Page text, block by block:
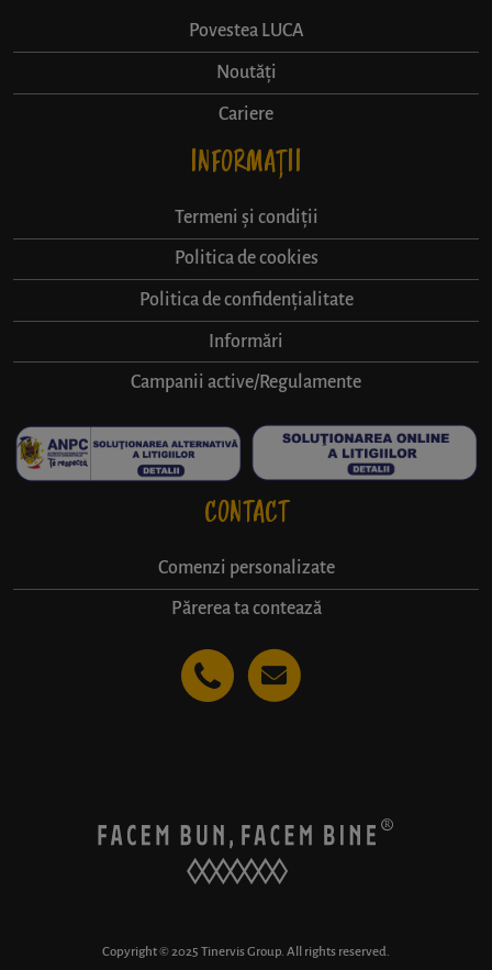
Povestea LUCA
Noutăți
Cariere
INFORMAȚII
Termeni și condiții
Politica de cookies
Politica de confidențialitate
Informări
Campanii active/Regulamente
CONTACT
Comenzi personalizate
Părerea ta contează
Copyright © 2025 Tinervis Group. All rights reserved.